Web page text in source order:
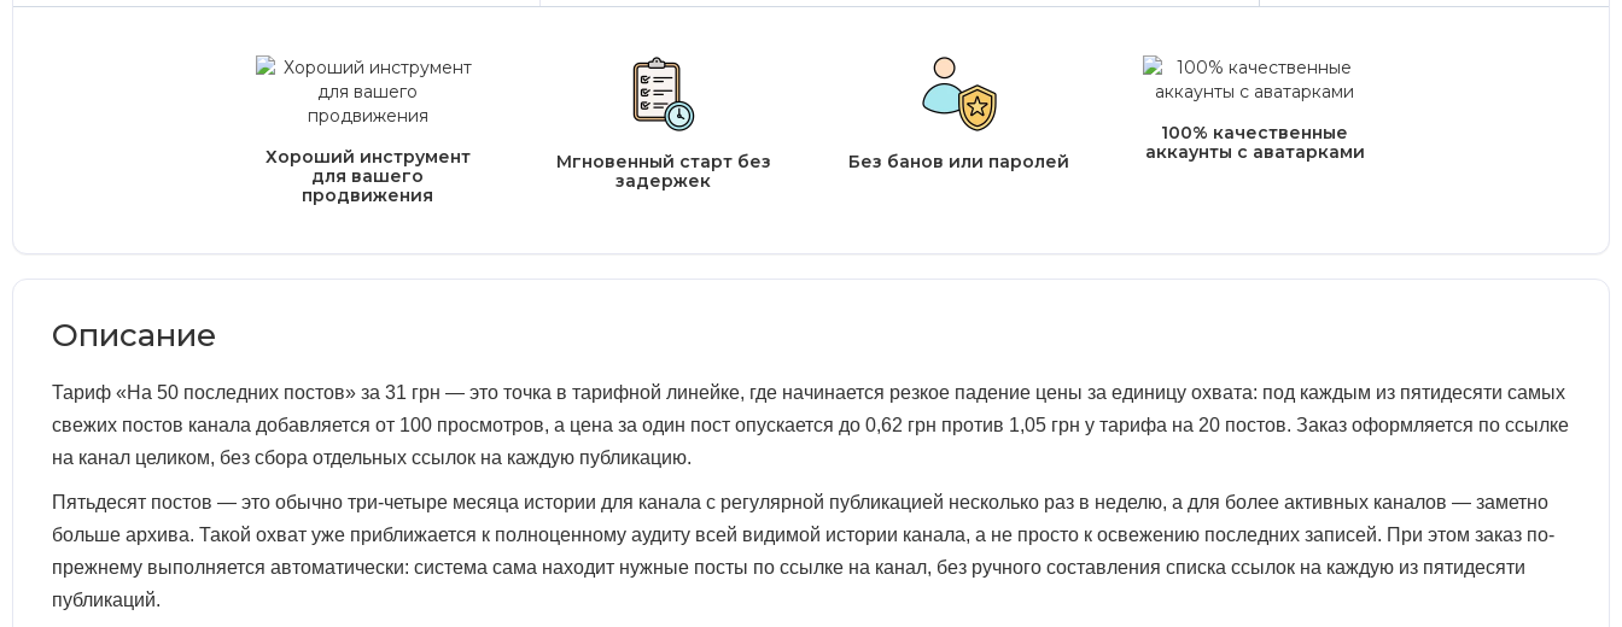
Хороший инструмент
для вашего
продвижения
Мгновенный старт без
задержек
Без банов или паролей
100% качественные
аккаунты с аватарками
Описание
Тариф «На 50 последних постов» за 31 грн — это точка в тарифной линейке, где начинается резкое падение цены за единицу охвата: под каждым из пятидесяти самых
свежих постов канала добавляется от 100 просмотров, а цена за один пост опускается до 0,62 грн против 1,05 грн у тарифа на 20 постов. Заказ оформляется по ссылке
на канал целиком, без сбора отдельных ссылок на каждую публикацию.
Пятьдесят постов — это обычно три-четыре месяца истории для канала с регулярной публикацией несколько раз в неделю, а для более активных каналов — заметно
больше архива. Такой охват уже приближается к полноценному аудиту всей видимой истории канала, а не просто к освежению последних записей. При этом заказ по-
прежнему выполняется автоматически: система сама находит нужные посты по ссылке на канал, без ручного составления списка ссылок на каждую из пятидесяти
публикаций.